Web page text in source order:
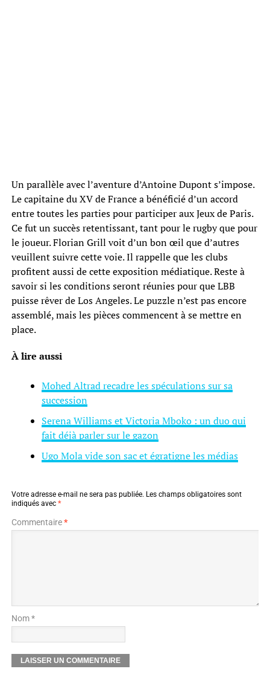
Un parallèle avec l’aventure d’Antoine Dupont s’impose.
Le capitaine du XV de France a bénéficié d’un accord
entre toutes les parties pour participer aux Jeux de Paris.
Ce fut un succès retentissant, tant pour le rugby que pour
le joueur. Florian Grill voit d’un bon œil que d’autres
veuillent suivre cette voie. Il rappelle que les clubs
profitent aussi de cette exposition médiatique. Reste à
savoir si les conditions seront réunies pour que LBB
puisse rêver de Los Angeles. Le puzzle n’est pas encore
assemblé, mais les pièces commencent à se mettre en
place.
À lire aussi
Mohed Altrad recadre les spéculations sur sa
succession
Serena Williams et Victoria Mboko : un duo qui
fait déjà parler sur le gazon
Ugo Mola vide son sac et égratigne les médias
Votre adresse e-mail ne sera pas publiée. Les champs obligatoires sont
indiqués avec *
Commentaire*
Nom *